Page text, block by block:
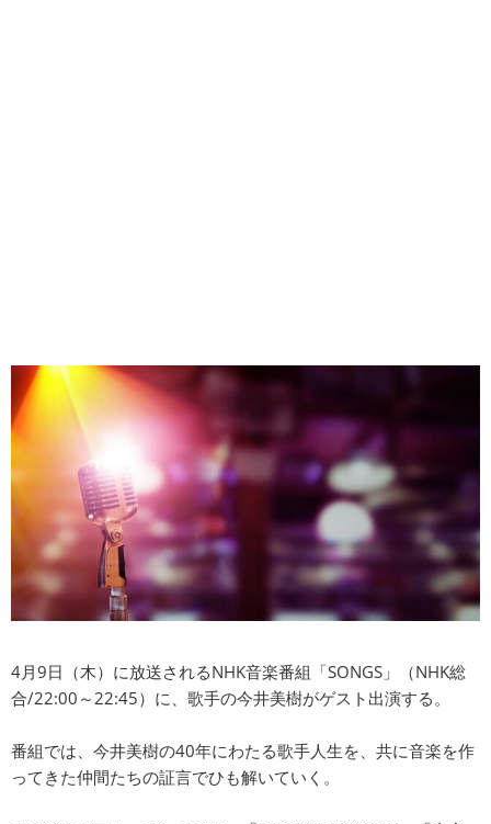
4月9日（木）に放送されるNHK音楽番組「SONGS」（NHK総
合/22:00～22:45）に、歌手の今井美樹がゲスト出演する。
番組では、今井美樹の40年にわたる歌手人生を、共に音楽を作
ってきた仲間たちの証言でひも解いていく。